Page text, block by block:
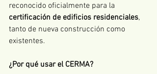
reconocido oficialmente para la
certificación de edificios residenciales,
tanto de nueva construcción como
existentes.
¿Por qué usar el CERMA?